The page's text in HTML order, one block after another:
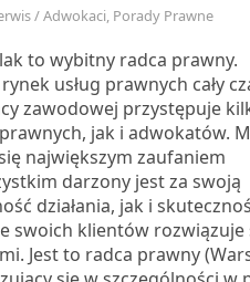
/ Adwokaci, Porady Prawne
to wybitny radca prawny.
usług prawnych cały
zawodowej przystępuje
jak i adwokatów.
największym zaufaniem
darzony jest za swoją
działania, jak i
swoich klientów rozwiązuje
Jest to radca prawny